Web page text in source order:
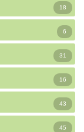
18
6
31
16
43
45